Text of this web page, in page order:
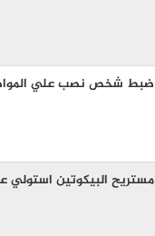
ضبط شخص نصب علي
مستريح البيكوتين استولي